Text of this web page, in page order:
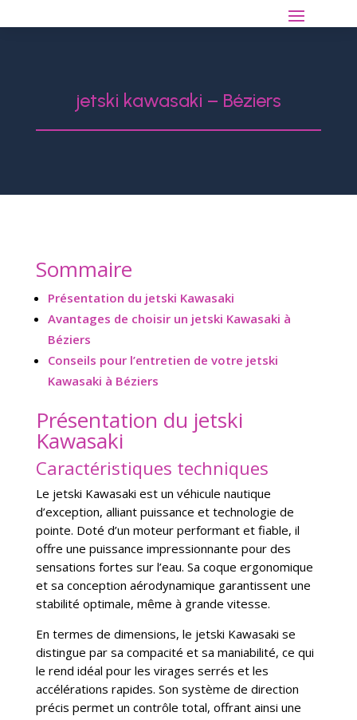
jetski kawasaki – Béziers
Sommaire
Présentation du jetski Kawasaki
Avantages de choisir un jetski Kawasaki à
Béziers
Conseils pour l’entretien de votre jetski
Kawasaki à Béziers
Présentation du jetski
Kawasaki
Caractéristiques techniques
Le jetski Kawasaki est un véhicule nautique
d’exception, alliant puissance et technologie de
pointe. Doté d’un moteur performant et fiable, il
offre une puissance impressionnante pour des
sensations fortes sur l’eau. Sa coque ergonomique
et sa conception aérodynamique garantissent une
stabilité optimale, même à grande vitesse.
En termes de dimensions, le jetski Kawasaki se
distingue par sa compacité et sa maniabilité, ce qui
le rend idéal pour les virages serrés et les
accélérations rapides. Son système de direction
précis permet un contrôle total, offrant ainsi une